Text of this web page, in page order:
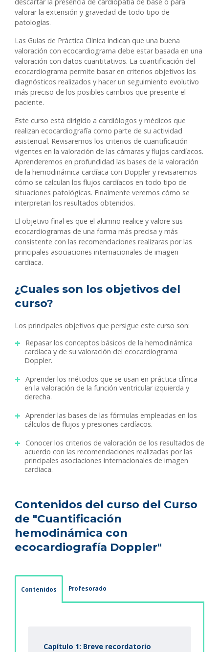
valorar la extensión y gravedad de todo tipo de
patologías.
Las Guías de Práctica Clínica indican que una buena
valoración con ecocardiograma debe estar basada en una
valoración con datos cuantitativos. La cuantificación del
ecocardiograma permite basar en criterios objetivos los
diagnósticos realizados y hacer un seguimiento evolutivo
más preciso de los posibles cambios que presente el
paciente.
Este curso está dirigido a cardiólogos y médicos que
realizan ecocardiografía como parte de su actividad
asistencial. Revisaremos los criterios de cuantificación
vigentes en la valoración de las cámaras y flujos cardíacos.
Aprenderemos en profundidad las bases de la valoración
de la hemodinámica cardíaca con Doppler y revisaremos
cómo se calculan los flujos cardíacos en todo tipo de
situaciones patológicas. Finalmente veremos cómo se
interpretan los resultados obtenidos.
El objetivo final es que el alumno realice y valore sus
ecocardiogramas de una forma más precisa y más
consistente con las recomendaciones realizaras por las
principales asociaciones internacionales de imagen
cardiaca.
¿Cuales son los objetivos del
curso?
Los principales objetivos que persigue este curso son:
Repasar los conceptos básicos de la hemodinámica
cardíaca y de su valoración del ecocardiograma
Doppler.
Aprender los métodos que se usan en práctica clínica
en la valoración de la función ventricular izquierda y
derecha.
Aprender las bases de las fórmulas empleadas en los
cálculos de flujos y presiones cardíacos.
Conocer los criterios de valoración de los resultados de
acuerdo con las recomendaciones realizadas por las
principales asociaciones internacionales de imagen
cardiaca.
Contenidos del curso del Curso
de "Cuantificación
hemodinámica con
ecocardiografía Doppler"
Contenidos Profesorado
Capítulo 1: Breve recordatorio